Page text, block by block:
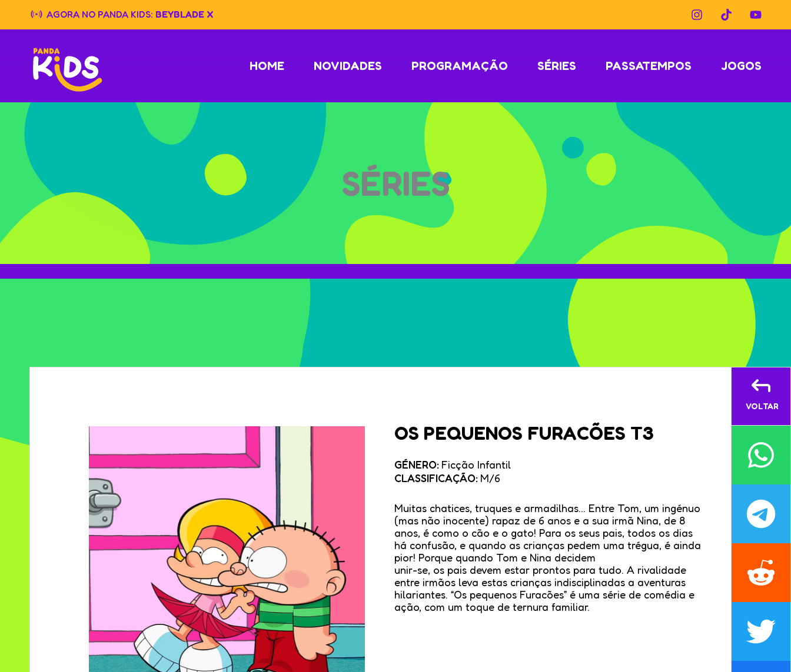
content
AGORA NO PANDA KIDS: BEYBLADE X
HOME NOVIDADES PROGRAMAÇÃO SÉRIES PASSATEMPOS JOGOS
SÉRIES
OS PEQUENOS FURACÕES T3
GÉNERO: Ficção Infantil
CLASSIFICAÇÃO: M/6
Muitas chatices, truques e armadilhas… Entre Tom, um ingénuo
(mas não inocente) rapaz de 6 anos e a sua irmã Nina, de 8
anos, é como o cão e o gato! Para os seus pais, todos os dias
há confusão, e quando as crianças pedem uma trégua, é ainda
pior! Porque quando Tom e Nina decidem
unir-se, os pais devem estar prontos para tudo. A rivalidade
entre irmãos leva estas crianças indisciplinadas a aventuras
hilariantes. “Os pequenos Furacões” é uma série de comédia e
ação, com um toque de ternura familiar.
VOLTAR